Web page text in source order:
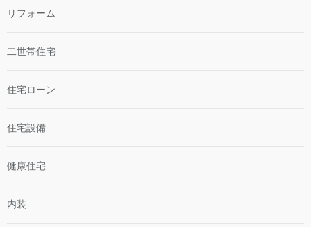
リフォーム
二世帯住宅
住宅ローン
住宅設備
健康住宅
内装